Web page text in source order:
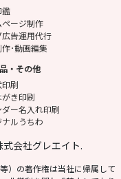
鑑
ページ制作
広告運用代行
･動画編集
・その他
刷
き印刷
ダー名入れ印刷
ルうちわ
会社グレエイト.
）の著作権は当社に帰属して